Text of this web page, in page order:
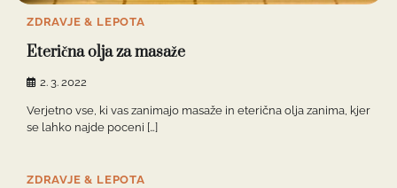
ZDRAVJE & LEPOTA
Eterična olja za masaže
2. 3. 2022
Verjetno vse, ki vas zanimajo masaže in eterična olja zanima, kjer
se lahko najde poceni […]
ZDRAVJE & LEPOTA